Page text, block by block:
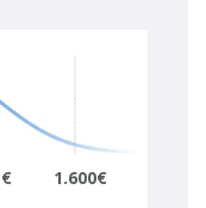
1.600€